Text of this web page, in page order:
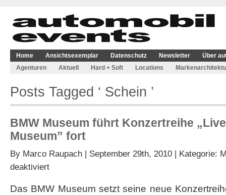
Home Ansichtsexemplar Datenschutz Newsletter
Über
Agenturen
Aktuell Hard + Soft Locations
Posts Tagged ‘ Schein ’
BMW Museum führt Konzertreihe
Museum” fort
By Marco Raupach | September 29th, 2010 | Kategorie:
deaktiviertfür
führt
Das BMW Museum setzt seine neue